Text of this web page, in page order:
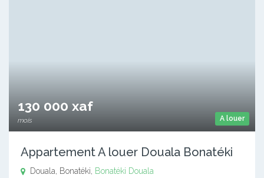
A louer
130 000 xaf
mois
Appartement A louer Douala Bonatéki
Douala, Bonatéki, Bonatéki Douala